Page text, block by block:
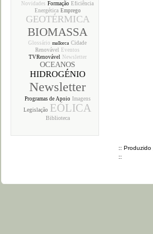
Novidades Formação Eficiência
Energética Emprego
GEOTÉRMICA
BIOMASSA
Glossário mallorca Cidade
Renovável
Eventos
TVRenovável Newsletter
OCEANOS
HIDROGÉNIO
Newsletter
Programas de Apoio Imagens
Legislação EÓLICA
Biblioteca
:: Produzido
::